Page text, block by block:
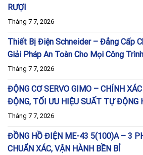
RƯỢI
Tháng 7 7, 2026
Thiết Bị Điện Schneider – Đẳng Cấp
Giải Pháp An Toàn Cho Mọi Công Trình
Tháng 7 7, 2026
ĐỘNG CƠ SERVO GIMO – CHÍNH
ĐỘNG, TỐI ƯU HIỆU SUẤT TỰ ĐỘNG
Tháng 7 7, 2026
ĐỒNG HỒ ĐIỆN ME-43 5(100)A – 3
CHUẨN XÁC, VẬN HÀNH BỀN BỈ